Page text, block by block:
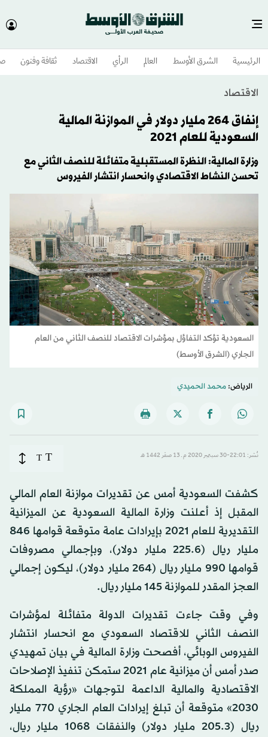
الرئيسية الشرق الأوسط​ العالم الرأي الاقتصاد ثقافة وفنون
الاقتصاد
إنفاق 264 مليار دولار في الموازنة المالية
السعودية للعام 2021
وزارة المالية: النظرة المستقبلية متفائلة للنصف الثاني مع
تحسن النشاط الاقتصادي وانحسار انتشار الفيروس
السعودية تؤكد التفاؤل بمؤشرات الاقتصاد للنصف الثاني من العام
الجاري (الشرق الأوسط)
الرياض:محمد الحميدي
نُشر: 22:01-30 سبتمبر 2020 م ـ 13 صفَر 1442 هـ T
T
كشفت السعودية أمس عن تقديرات موازنة العام المالي
المقبل إذ أعلنت وزارة المالية السعودية عن الميزانية
التقديرية للعام 2021 بإيرادات عامة متوقعة قوامها 846
مليار ريال (225.6 مليار دولار)، وبإجمالي مصروفات
قوامها 990 مليار ريال (264 مليار دولار)، ليكون إجمالي
العجز المقدر للموازنة 145 مليار ريال.
وفي وقت جاءت تقديرات الدولة متفائلة لمؤشرات
النصف الثاني للاقتصاد السعودي مع انحسار انتشار
الفيروس الوبائي، أفصحت وزارة المالية في بيان تمهيدي
صدر أمس أن ميزانية عام 2021 ستمكن تنفيذ الإصلاحات
الاقتصادية والمالية الداعمة لتوجهات «رؤية المملكة
2030» متوقعة أن تبلغ إيرادات العام الجاري 770 مليار
ريال (205.3 مليار دولار) والنفقات 1068 مليار ريال،